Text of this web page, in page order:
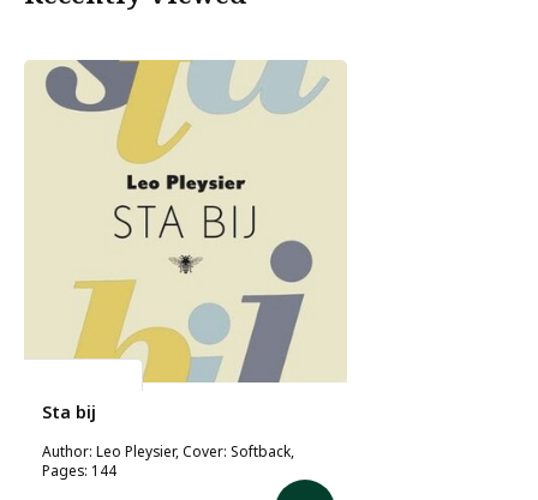
Sta bij
Author: Leo Pleysier, Cover: Softback,
Pages: 144